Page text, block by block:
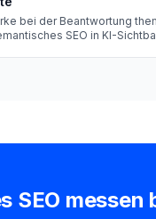
bei der Beantwortung
SEO in KI-
SEO messen